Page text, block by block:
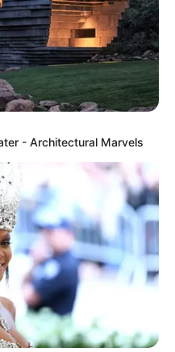
- Architectural Marvels